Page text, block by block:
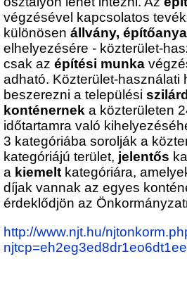
végzésével kapcsolatos
különösen állvány,
elhelyezésére - közterület-
csak az építési munka
adható. Közterület-használati
beszerezni a települési
konténernek a közterületen
időtartamra való
3 kategóriába sorolják a
kategóriájú terület, jelentős
a kiemelt kategóriára,
díjak vannak az egyes
érdeklődjön az
http://www.njt.hu/